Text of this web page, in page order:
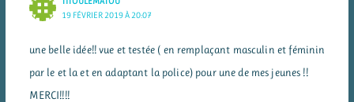
19 FÉVRIER 2019 À 20:07
une belle idée!! vue et testée ( en remplaçant masculin et féminin
par le et la et en adaptant la police) pour une de mes jeunes !!
MERCI!!!!